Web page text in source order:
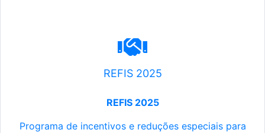
REFIS 2025
REFIS 2025
Programa de incentivos e reduções especiais para